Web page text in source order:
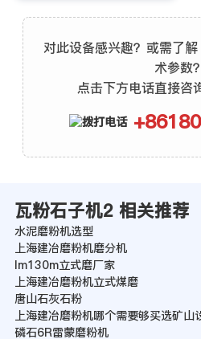
对此设备感兴趣？或需了
术参数？
点击下方电话直接咨
瓦粉石子机2 相关推荐
水泥磨粉机选型
上海建冶磨粉机磨分机
lm130m立式磨厂家
上海建冶磨粉机立式煤磨
唐山石灰石粉
上海建冶磨粉机哪个需要够买选矿山
磷石6R雷蒙磨粉机